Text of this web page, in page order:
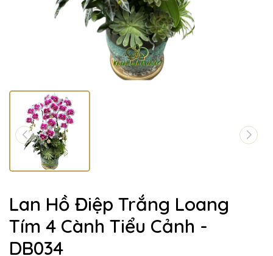
Lan Hồ Điệp Trắng Loang
Tím 4 Cành Tiểu Cảnh -
DB034